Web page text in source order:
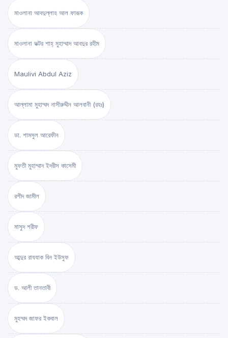
মাওলানা আবদুল্লাহ আল ফারূক
মাওলানা ডক্টর শাহ্‌ মুহাম্মাদ আবদুর রহীম
Maulivi Abdul Aziz
আল্লামা মুহাম্মদ নাসীরুদ্দীন আলবানী (রহঃ)
ডা. শামসুল আরেফীন
মুফতী মুহাম্মাদ ইদরীস কাসেমী
রশীদ জামীল
মাসুদ শরীফ
আব্দুর রাযযাক বিন ইউসুফ
ড. আলী তানতাবী
মুহম্মদ জাফর ইকবাল